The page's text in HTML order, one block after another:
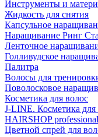
Инструменты и
Жидкость для снятия
Капсульное
Наращивание Ринг
Ленточное
Голливудское
Палитра
Волосы для
Поволосковое
Косметика для волос
J-LINE. Косметика
HAIRSHOP
Цветной спрей для